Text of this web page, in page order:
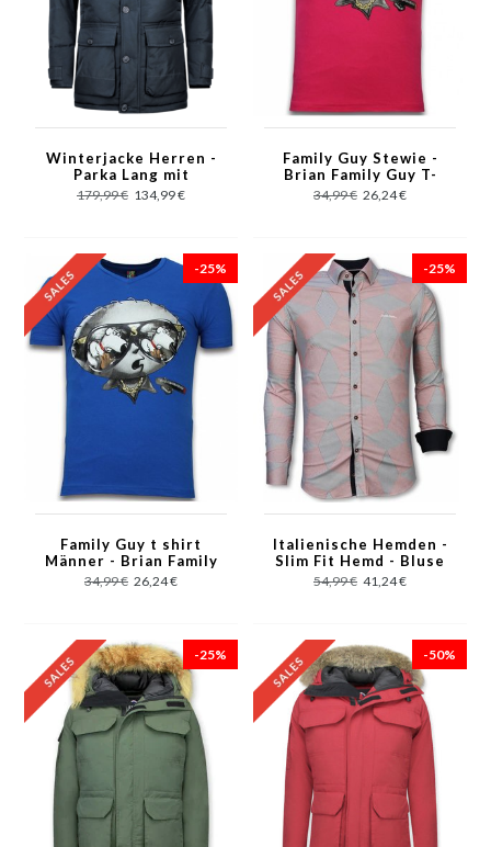
Winterjacke Herren -
Parka Lang mit
Fellkragen - 4Pocet -
179,99 € 134,99 €
Family Guy Stewie -
Brian Family Guy T-
shirt - Fuschia
34,99 € 26,24 €
-25%
Family Guy t shirt
Männer - Brian Family
Guy T-shirt - Blau
34,99 € 26,24 €
-25%
Italienische Hemden -
Slim Fit Hemd - Bluse
Linienmuster - Rot
54,99 € 41,24 €
-25% -50%